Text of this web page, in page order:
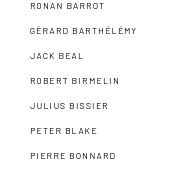
RONAN BARROT
GÉRARD BARTHÉLÉMY
JACK BEAL
ROBERT BIRMELIN
JULIUS BISSIER
PETER BLAKE
PIERRE BONNARD